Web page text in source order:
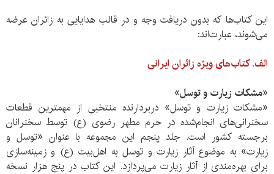
این کتاب‌ها که بدون دریافت وجه و در قالب هدایایی به زائران عرضه
می‌شوند، عبارت‌اند:
الف. کتاب‌های ویژه زائران ایرانی
«مشکات زیارت و توسل»
«مشکات زیارت و توسل» دربردارنده منتخبی از مهمترین قطعات
سخنرانی‌های انجام‌شده در حرم مطهر رضوی (ع) توسط سخنرانان
برجسته کشور است. جلد پنجم این مجموعه با عنوان «توسل و
زیارت» به موضوع آثار زیارت و توسل به اهل‌بیت (ع) و زمینه‌سازی
برای بهره‌مندی از آثار زیارت می‌پردازد. این کتاب در پنج هزار نسخه